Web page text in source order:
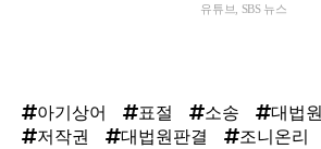
유튜브, SBS 뉴스
아기상어 표절 소송 대법원
저작권
대법원판결
조니온리